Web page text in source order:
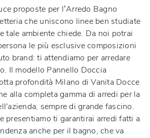
proposte per l’Arredo Bagno
che uniscono linee ben studiate
tale ambiente chiede. Da noi potrai
le più esclusive composizioni
brand: ti attendiamo per arredare
Il modello Pannello Doccia
profondità Milano di Vanita Docce
alla completa gamma di arredi per la
sempre di grande fascino.
presentiamo ti garantirai arredi fatti a
anche per il bagno, che va